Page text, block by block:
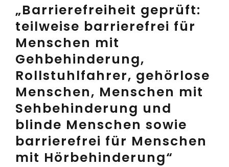
„Barrierefreiheit geprüft:
teilweise barrierefrei für
Menschen mit
Gehbehinderung,
Rollstuhlfahrer, gehörlose
Menschen, Menschen mit
Sehbehinderung und
blinde Menschen sowie
barrierefrei für Menschen
mit Hörbehinderung“